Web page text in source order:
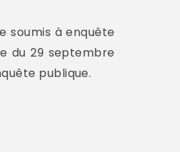
soumis à enquête
du 29 septembre
publique.